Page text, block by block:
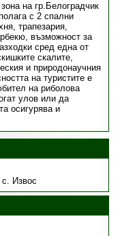
на гр.Белоградчик
с 2 спални
трапезария,
възможност за
сред една от
скалите,
и природонаучния
на туристите e
на риболова
улов или да
осигурява и
с. Извос